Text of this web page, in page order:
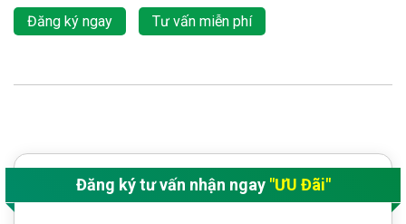
Đăng ký ngay Tư vấn miễn phí
Đăng ký tư vấn nhận ngay "ƯU Đãi"